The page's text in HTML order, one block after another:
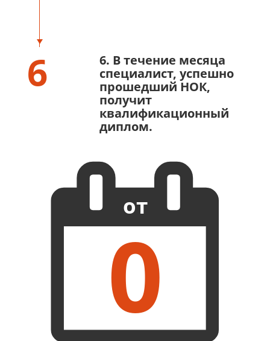
6
6. В течение месяца
специалист, успешно
прошедший НОК,
получит
квалификационный
диплом.
от
0